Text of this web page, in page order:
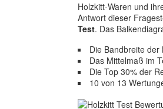
Holzkitt-Waren und
Antwort dieser
Test. Das
Die Bandbreite
Das Mittelmaß im
Die Top 30% der
10 von 13